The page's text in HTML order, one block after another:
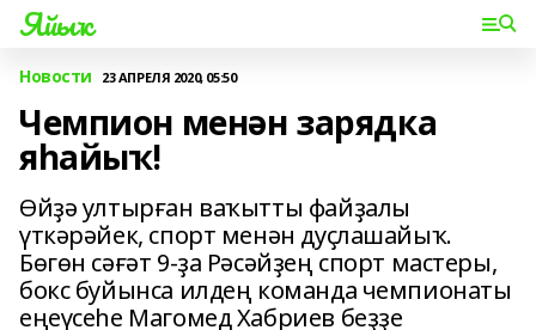
Яйыҡ
Новости 23 АПРЕЛЯ 2020, 05:50
Чемпион менән зарядка
яһайыҡ!
Өйҙә ултырған ваҡытты файҙалы
үткәрәйек, спорт менән дуҫлашайыҡ.
Бөгөн сәғәт 9-ҙа Рәсәйҙең спорт мастеры,
бокс буйынса илдең команда чемпионаты
еңеүсеһе Магомед Хабриев беҙҙе